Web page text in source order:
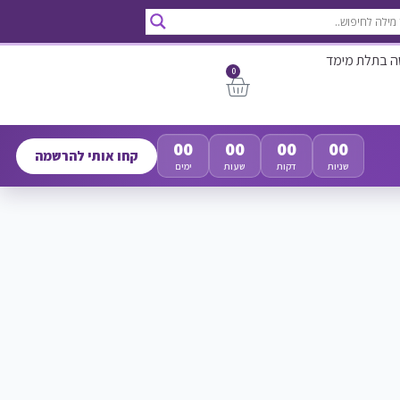
בתלת מימד
0
00
ימים
00
שעות
00
דקות
00
שניות
קחו אותי להרשמה